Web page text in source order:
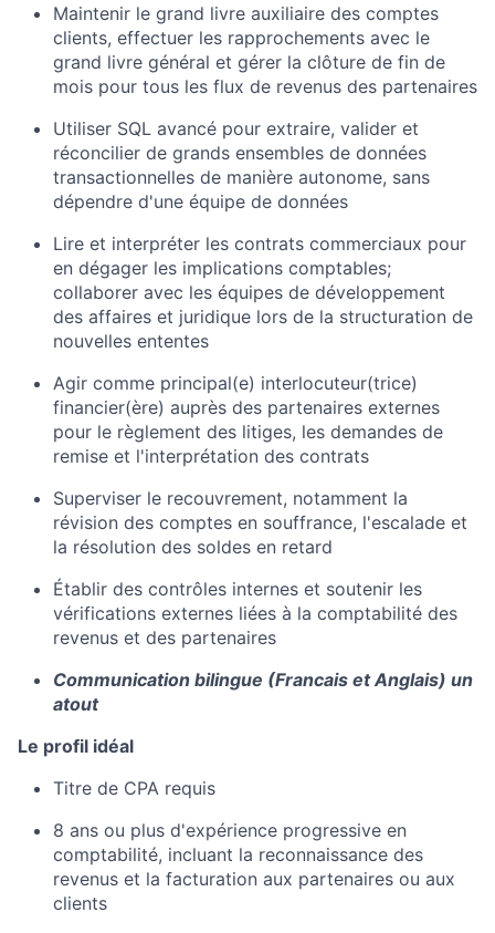
Maintenir le grand livre auxiliaire des comptes
clients, effectuer les rapprochements avec le
grand livre général et gérer la clôture de fin de
mois pour tous les flux de revenus des partenaires
Utiliser SQL avancé pour extraire, valider et
réconcilier de grands ensembles de données
transactionnelles de manière autonome, sans
dépendre d'une équipe de données
Lire et interpréter les contrats commerciaux pour
en dégager les implications comptables;
collaborer avec les équipes de développement
des affaires et juridique lors de la structuration de
nouvelles ententes
Agir comme principal(e) interlocuteur(trice)
financier(ère) auprès des partenaires externes
pour le règlement des litiges, les demandes de
remise et l'interprétation des contrats
Superviser le recouvrement, notamment la
révision des comptes en souffrance, l'escalade et
la résolution des soldes en retard
Établir des contrôles internes et soutenir les
vérifications externes liées à la comptabilité des
revenus et des partenaires
Communication bilingue (Francais et Anglais) un
atout
Le profil idéal
Titre de CPA requis
8 ans ou plus d'expérience progressive en
comptabilité, incluant la reconnaissance des
revenus et la facturation aux partenaires ou aux
clients